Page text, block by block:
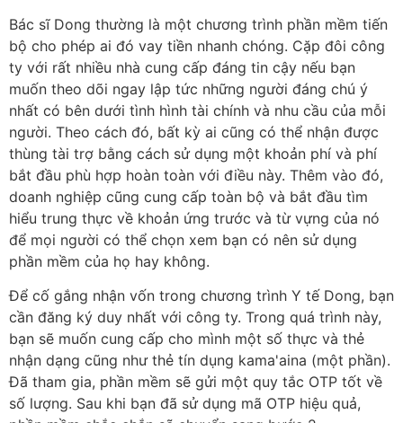
Bác sĩ Dong thường là một chương trình phần mềm tiến
bộ cho phép ai đó vay tiền nhanh chóng. Cặp đôi công
ty với rất nhiều nhà cung cấp đáng tin cậy nếu bạn
muốn theo dõi ngay lập tức những người đáng chú ý
nhất có bên dưới tình hình tài chính và nhu cầu của mỗi
người. Theo cách đó, bất kỳ ai cũng có thể nhận được
thùng tài trợ bằng cách sử dụng một khoản phí và phí
bắt đầu phù hợp hoàn toàn với điều này. Thêm vào đó,
doanh nghiệp cũng cung cấp toàn bộ và bắt đầu tìm
hiểu trung thực về khoản ứng trước và từ vựng của nó
để mọi người có thể chọn xem bạn có nên sử dụng
phần mềm của họ hay không.
Để cố gắng nhận vốn trong chương trình Y tế Dong, bạn
cần đăng ký duy nhất với công ty. Trong quá trình này,
bạn sẽ muốn cung cấp cho mình một số thực và thẻ
nhận dạng cũng như thẻ tín dụng kama'aina (một phần).
Đã tham gia, phần mềm sẽ gửi một quy tắc OTP tốt về
số lượng. Sau khi bạn đã sử dụng mã OTP hiệu quả,